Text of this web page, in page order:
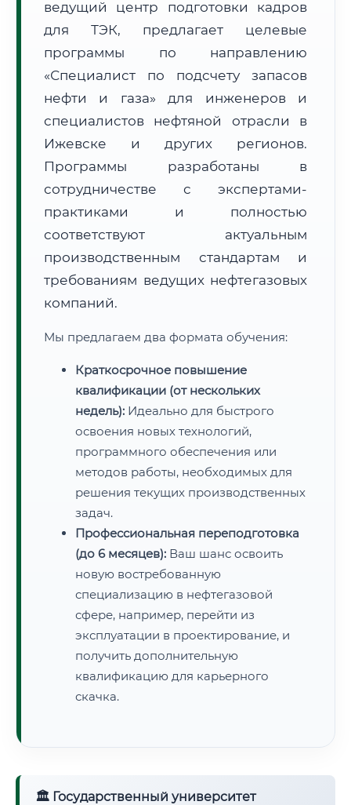
• Маршрут транзита:~1 848 км
📜 Документы и аккредитация ФИС ФРДО
Нажмите на документ для увеличения и просмотра
ведущий центр подготовки кадров
для ТЭК, предлагает целевые
программы по направлению
«Специалист по подсчету запасов
нефти и газа» для инженеров и
специалистов нефтяной отрасли в
Ижевске и других регионов.
Программы разработаны в
сотрудничестве с экспертами-
практиками и полностью
соответствуют актуальным
производственным стандартам и
требованиям ведущих нефтегазовых
компаний.
Мы предлагаем два формата обучения:
Краткосрочное повышение
квалификации (от нескольких
недель): Идеально для быстрого
освоения новых технологий,
программного обеспечения или
методов работы, необходимых для
решения текущих производственных
задач.
Профессиональная переподготовка
(до 6 месяцев): Ваш шанс освоить
новую востребованную
специализацию в нефтегазовой
сфере, например, перейти из
эксплуатации в проектирование, и
получить дополнительную
квалификацию для карьерного
скачка.
🏛 Государственный университет